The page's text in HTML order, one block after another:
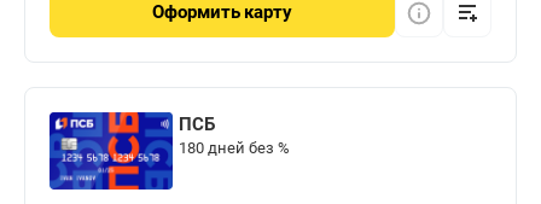
Оформить карту
ПСБ
180 дней без %